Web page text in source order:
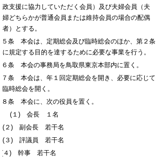
政支援に協力していただく会員）及び夫婦会員（夫
婦どちらかが普通会員または維持会員の場合の配偶
者）とする。
５条 本会は、定期総会及び臨時総会のほか、第２条
に規定する目的を達するために必要な事業を行う。
６条 本会の事務局を鳥取県東京本部内に置く。
７条 本会は、年１回定期総会を開き、必要に応じて
臨時総会を開く。
８条 本会に、次の役員を置く。
(１) 会長 １名
(２) 副会長 若干名
(３) 評議員 若干名
) 幹事 若干名